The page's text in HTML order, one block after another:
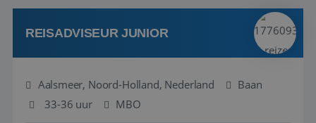
werken: of het nu gaat om vragen ...
REISADVISEUR JUNIOR
Aalsmeer, Noord-Holland, Nederland
Baan
33-36 uur
MBO